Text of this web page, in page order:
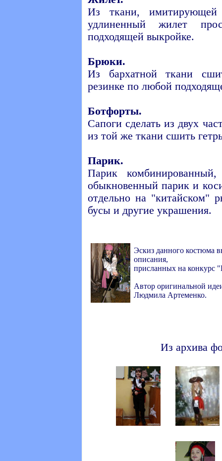
Из ткани,
удлиненный жилет
подходящей выкройке.
Брюки.
Из бархатной ткани
резинке по любой
Ботфорты.
Сапоги сделать из двух
из той же ткани сшить
Парик.
Парик
обыкновенный парик и
отдельно на "китайском"
бусы и другие украшения.
Эскиз данного костюма
описания,
присланных на конкурс
Автор оригинальной
Людмила Артеменко.
Из архива